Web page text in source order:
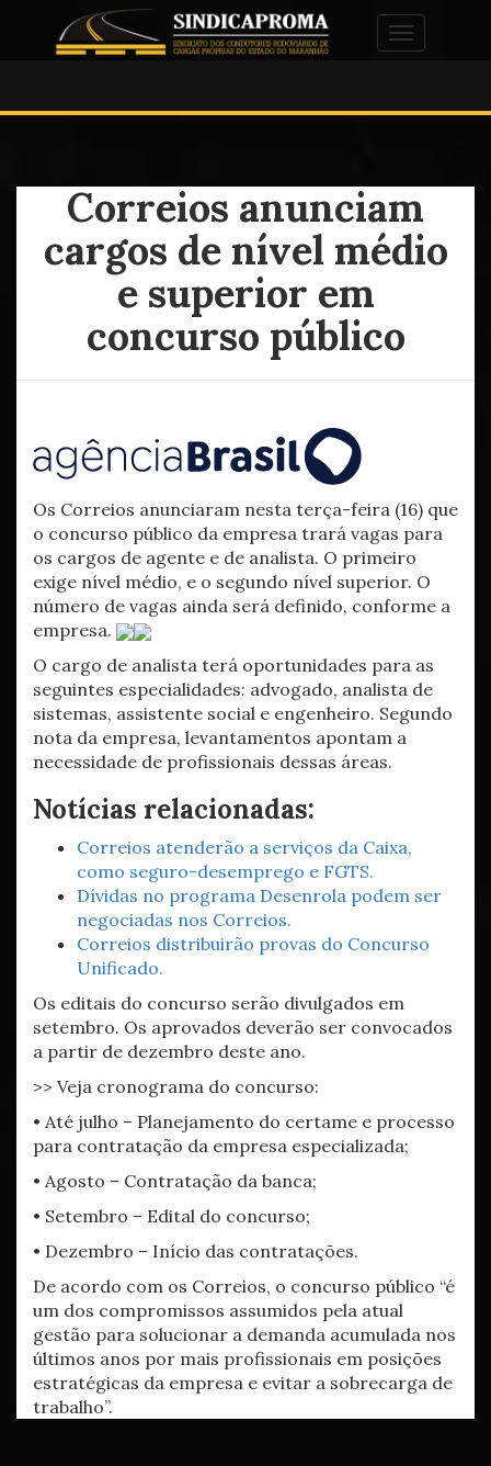
Alternar
Correios anunciam
cargos de nível médio
e superior em
concurso público
Os Correios anunciaram nesta terça-feira (16) que
o concurso público da empresa trará vagas para
os cargos de agente e de analista. O primeiro
exige nível médio, e o segundo nível superior. O
número de vagas ainda será definido, conforme a
empresa.
O cargo de analista terá oportunidades para as
seguintes especialidades: advogado, analista de
sistemas, assistente social e engenheiro. Segundo
nota da empresa, levantamentos apontam a
necessidade de profissionais dessas áreas.
Notícias relacionadas:
Correios atenderão a serviços da Caixa,
como seguro-desemprego e FGTS.
Dívidas no programa Desenrola podem ser
negociadas nos Correios.
Correios distribuirão provas do Concurso
Unificado.
Os editais do concurso serão divulgados em
setembro. Os aprovados deverão ser convocados
a partir de dezembro deste ano.
>> Veja cronograma do concurso:
• Até julho – Planejamento do certame e processo
para contratação da empresa especializada;
• Agosto – Contratação da banca;
• Setembro – Edital do concurso;
• Dezembro – Início das contratações.
De acordo com os Correios, o concurso público “é
um dos compromissos assumidos pela atual
gestão para solucionar a demanda acumulada nos
últimos anos por mais profissionais em posições
estratégicas da empresa e evitar a sobrecarga de
trabalho”.